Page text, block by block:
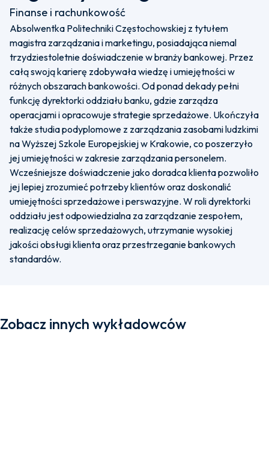
Finanse i rachunkowość
Absolwentka Politechniki Częstochowskiej z tytułem
magistra zarządzania i marketingu, posiadająca niemal
trzydziestoletnie doświadczenie w branży bankowej. Przez
całą swoją karierę zdobywała wiedzę i umiejętności w
różnych obszarach bankowości. Od ponad dekady pełni
funkcję dyrektorki oddziału banku, gdzie zarządza
operacjami i opracowuje strategie sprzedażowe. Ukończyła
także studia podyplomowe z zarządzania zasobami ludzkimi
na Wyższej Szkole Europejskiej w Krakowie, co poszerzyło
jej umiejętności w zakresie zarządzania personelem.
Wcześniejsze doświadczenie jako doradca klienta pozwoliło
jej lepiej zrozumieć potrzeby klientów oraz doskonalić
umiejętności sprzedażowe i perswazyjne. W roli dyrektorki
oddziału jest odpowiedzialna za zarządzanie zespołem,
realizację celów sprzedażowych, utrzymanie wysokiej
jakości obsługi klienta oraz przestrzeganie bankowych
standardów.
Zobacz innych wykładowców